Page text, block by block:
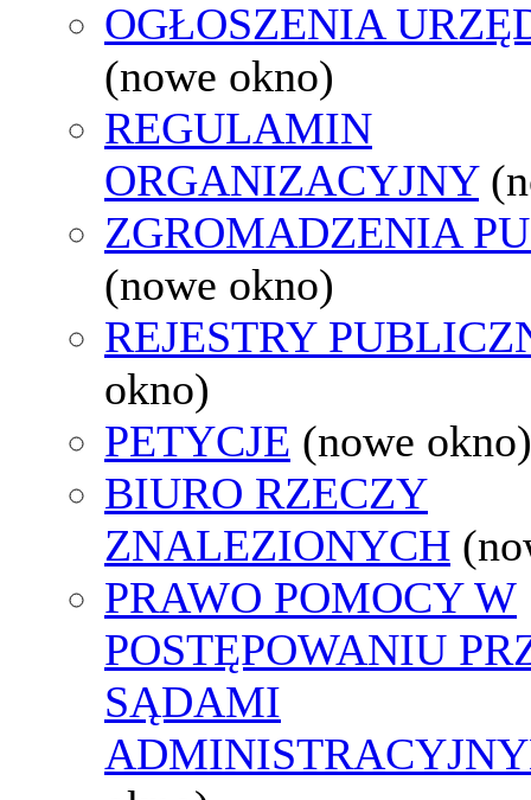
OGŁOSZENIA
(nowe okno)
REGULAMIN
ORGANIZACYJNY
ZGROMADZENIA
(nowe okno)
REJESTRY
okno)
PETYCJE (nowe okno)
BIURO RZECZY
ZNALEZIONYCH
PRAWO POMOCY W
POSTĘPOWANIU
SĄDAMI